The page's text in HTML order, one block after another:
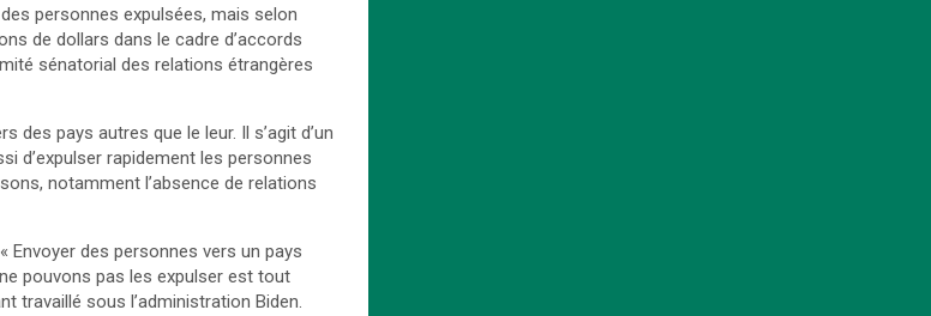
personnes expulsées, mais selon
de dollars dans le cadre d’accords
sénatorial des relations étrangères
des pays autres que le leur. Il s’agit d’un
d’expulser rapidement les personnes
notamment l’absence de relations
des personnes vers un pays
pouvons pas les expulser est tout
travaillé sous l’administration Biden.